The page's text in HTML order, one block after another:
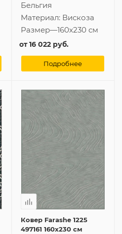
Бельгия
Материал: Вискоза
Размер—160x230 см
от16 022 руб.
Подробнее
Ковер Farashe 1225
497161 160x230 см